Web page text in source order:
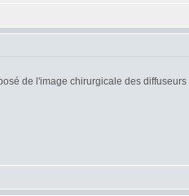
de l'image chirurgicale des diffuseurs